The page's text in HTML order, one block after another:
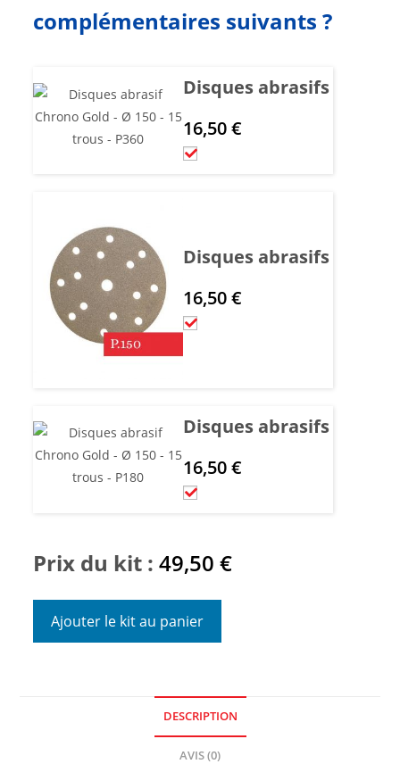
complémentaires suivants ?
Disques abrasifs
16,50€
Disques abrasifs
16,50€
Disques abrasifs
16,50€
Prix du kit :49,50€
Ajouter le kit au panier
DESCRIPTION
AVIS (0)